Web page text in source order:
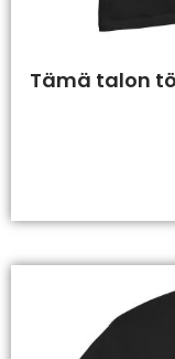
Tämä talon